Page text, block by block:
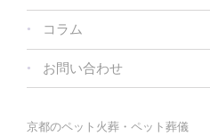
コラム
お問い合わせ
京都のペット火葬・ペット葬儀